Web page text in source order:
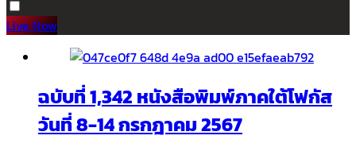
Live Now
ฉบับที่ 1,342 หนังสือพิมพ์ภาคใต้โฟกัส
วันที่ 8-14 กรกฎาคม 2567